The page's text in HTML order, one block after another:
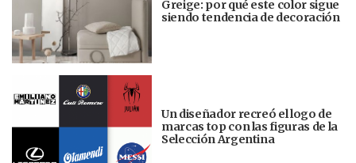
Greige: por qué este color sigue
siendo tendencia de decoración
Un diseñador recreó el logo de
marcas top con las figuras de la
Selección Argentina